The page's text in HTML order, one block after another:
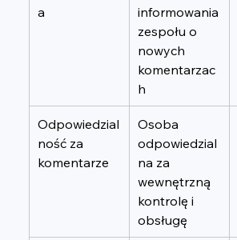
a
informowania
zespołu o
nowych
komentarzac
h
Odpowiedzial
ność za
komentarze
Osoba
odpowiedzial
na za
wewnętrzną
kontrolę i
obsługę